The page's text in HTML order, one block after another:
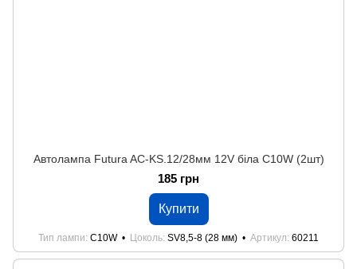
Автолампа Futura AC-KS.12/28мм 12V біла C10W (2шт)
185 грн
Купити
Тип лампи C10W Цоколь SV8,5-8 (28 мм) Артикул 60211